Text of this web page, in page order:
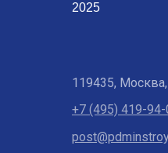
2025
119435,
+7 (495) 419-94-